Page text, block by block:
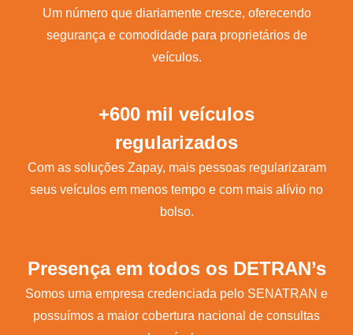
Um número que diariamente cresce, oferecendo
segurança e comodidade para proprietários de
veículos.
+600 mil veículos
regularizados
Com as soluções Zapay, mais pessoas regularizaram
seus veículos em menos tempo e com mais alívio no
bolso.
Presença em todos os DETRAN’s
Somos uma empresa credenciada pelo SENATRAN e
possuímos a maior cobertura nacional de consultas